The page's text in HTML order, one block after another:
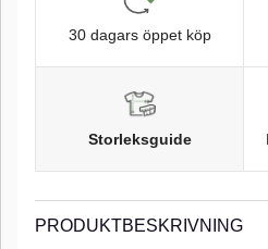
30 dagars öppet köp
Storleksguide
PRODUKTBESKRIVNING